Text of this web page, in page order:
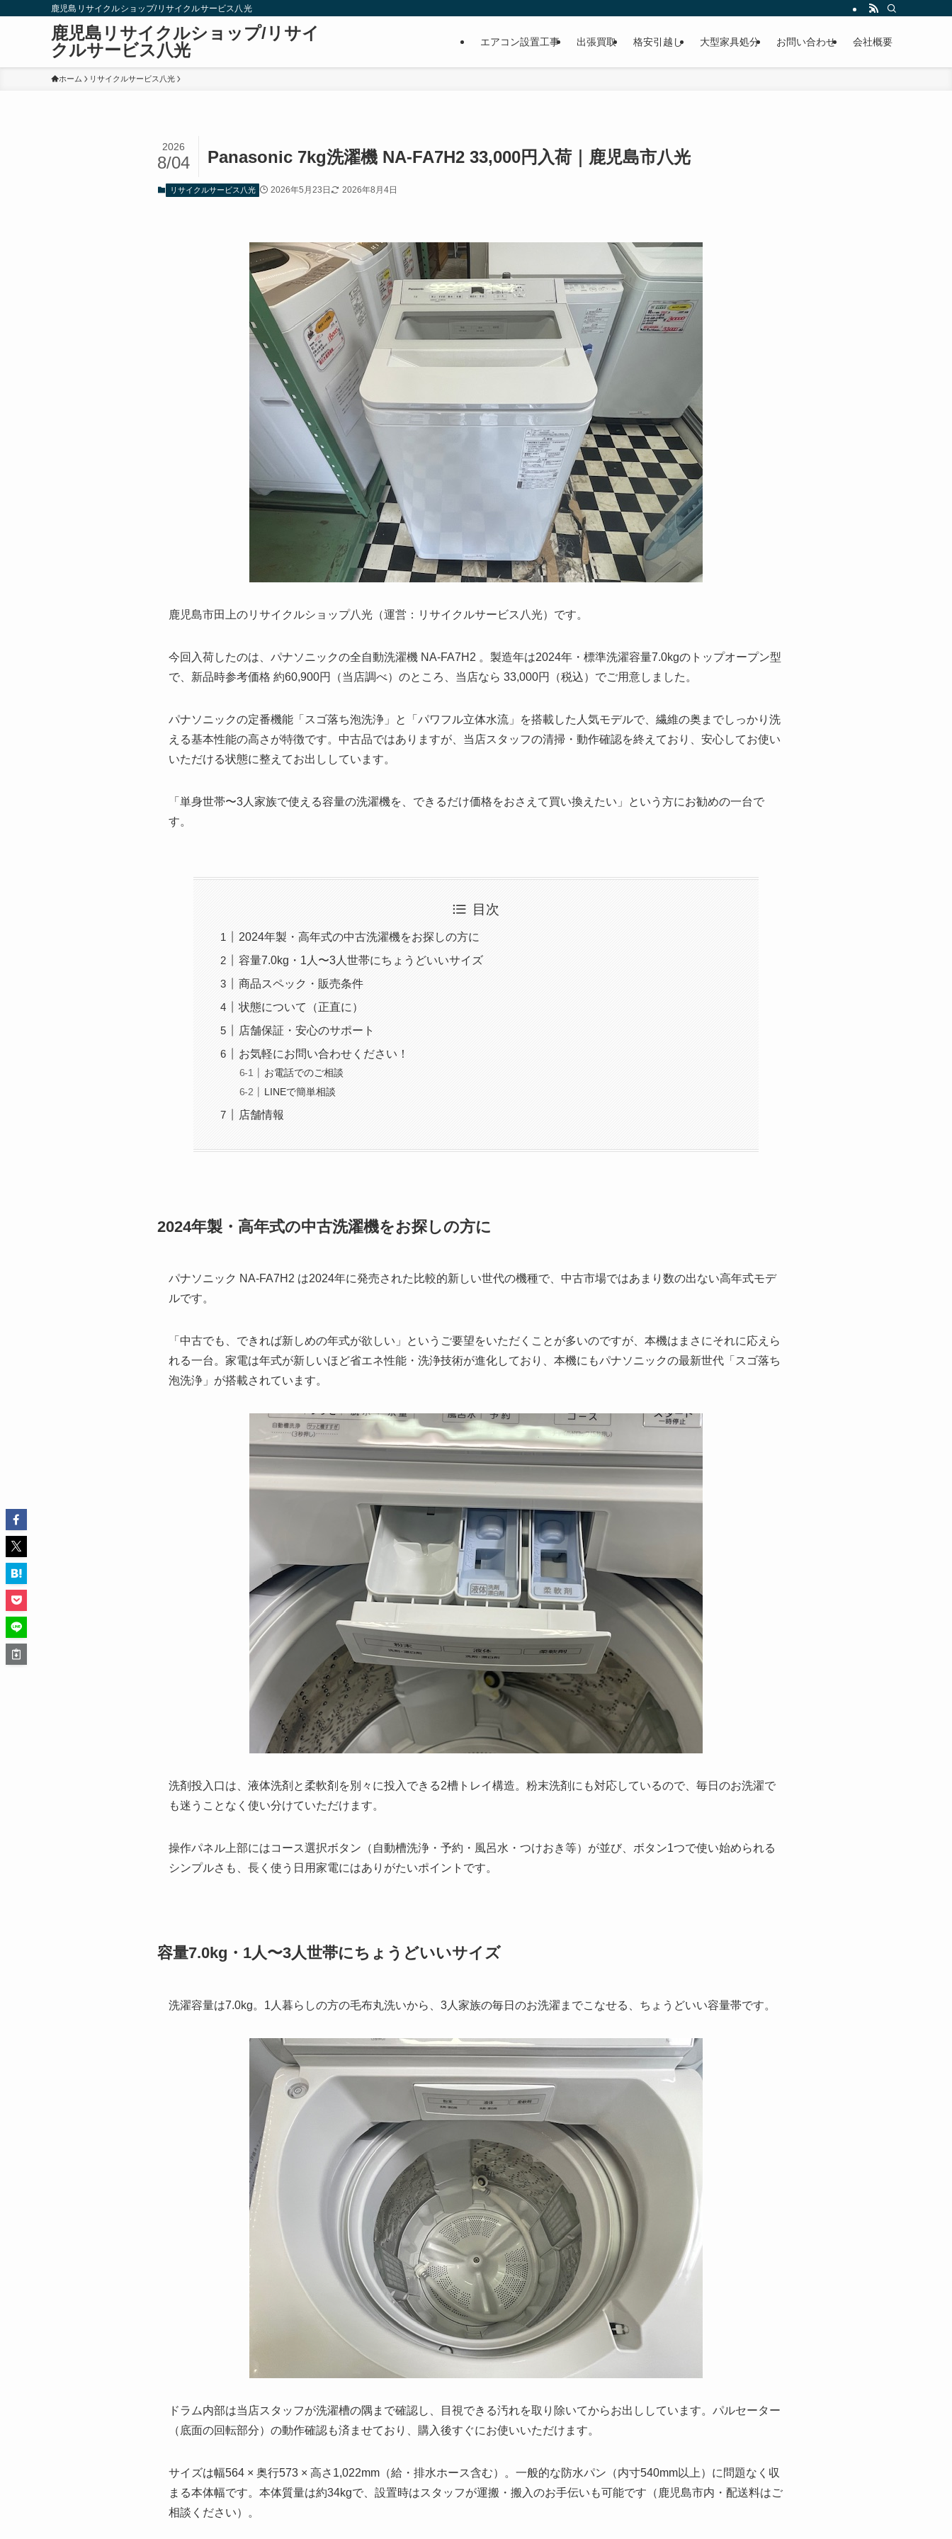
鹿児島リサイクルショップ/リサイクルサービス八光
鹿児島リサイクルショップ/リサイ
クルサービス八光
エアコン設置工事 出張買取 格安引越し 大型家具処分 お問い合わせ 会社概要
ホーム リサイクルサービス八光
Panasonic 7kg洗濯機 NA-FA7H2 33,000円入荷｜鹿児島市八光
2026
8/04
リサイクルサービス八光 2026年5月23日 2026年8月4日
鹿児島市田上のリサイクルショップ八光（運営：リサイクルサービス八光）です。
今回入荷したのは、パナソニックの全自動洗濯機 NA-FA7H2 。製造年は2024年・標準洗濯容量7.0kgのトップオープン型
で、新品時参考価格 約60,900円（当店調べ）のところ、当店なら 33,000円（税込）でご用意しました。
パナソニックの定番機能「スゴ落ち泡洗浄」と「パワフル立体水流」を搭載した人気モデルで、繊維の奥までしっかり洗
える基本性能の高さが特徴です。中古品ではありますが、当店スタッフの清掃・動作確認を終えており、安心してお使い
いただける状態に整えてお出ししています。
「単身世帯〜3人家族で使える容量の洗濯機を、できるだけ価格をおさえて買い換えたい」という方にお勧めの一台で
す。
目次
2024年製・高年式の中古洗濯機をお探しの方に
容量7.0kg・1人〜3人世帯にちょうどいいサイズ
商品スペック・販売条件
状態について（正直に）
店舗保証・安心のサポート
お気軽にお問い合わせください！
お電話でのご相談
LINEで簡単相談
店舗情報
2024年製・高年式の中古洗濯機をお探しの方に
パナソニック NA-FA7H2 は2024年に発売された比較的新しい世代の機種で、中古市場ではあまり数の出ない高年式モデ
ルです。
「中古でも、できれば新しめの年式が欲しい」というご要望をいただくことが多いのですが、本機はまさにそれに応えら
れる一台。家電は年式が新しいほど省エネ性能・洗浄技術が進化しており、本機にもパナソニックの最新世代「スゴ落ち
泡洗浄」が搭載されています。
洗剤投入口は、液体洗剤と柔軟剤を別々に投入できる2槽トレイ構造。粉末洗剤にも対応しているので、毎日のお洗濯で
も迷うことなく使い分けていただけます。
操作パネル上部にはコース選択ボタン（自動槽洗浄・予約・風呂水・つけおき等）が並び、ボタン1つで使い始められる
シンプルさも、長く使う日用家電にはありがたいポイントです。
容量7.0kg・1人〜3人世帯にちょうどいいサイズ
洗濯容量は7.0kg。1人暮らしの方の毛布丸洗いから、3人家族の毎日のお洗濯までこなせる、ちょうどいい容量帯です。
ドラム内部は当店スタッフが洗濯槽の隅まで確認し、目視できる汚れを取り除いてからお出ししています。パルセーター
（底面の回転部分）の動作確認も済ませており、購入後すぐにお使いいただけます。
サイズは幅564 × 奥行573 × 高さ1,022mm（給・排水ホース含む）。一般的な防水パン（内寸540mm以上）に問題なく収
まる本体幅です。本体質量は約34kgで、設置時はスタッフが運搬・搬入のお手伝いも可能です（鹿児島市内・配送料はご
相談ください）。